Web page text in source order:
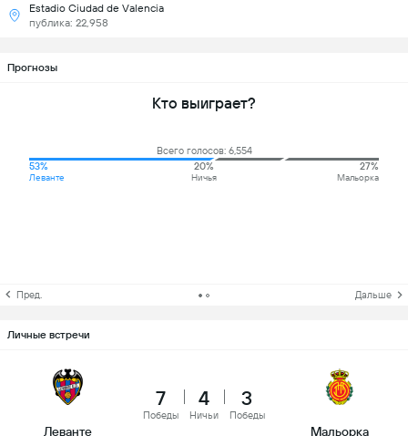
Estadio Ciudad de Valencia
публика: 22,958
Прогнозы
Кто выиграет?
Всего голосов: 6,554
53%
Леванте
20%
Ничья
27%
Мальорка
Пред. Дальше
Личные встречи
Леванте
7
Победы
4
Ничьи
3
Победы
Мальорка